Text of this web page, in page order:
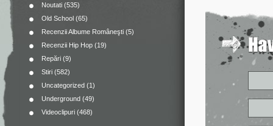
Noutati (535)
Old School (65)
Recenzii Albume Româneşti (5)
Recenzii Hip Hop (19)
Repări (9)
Stiri (582)
Uncategorized (1)
Underground (49)
Videoclipuri (468)